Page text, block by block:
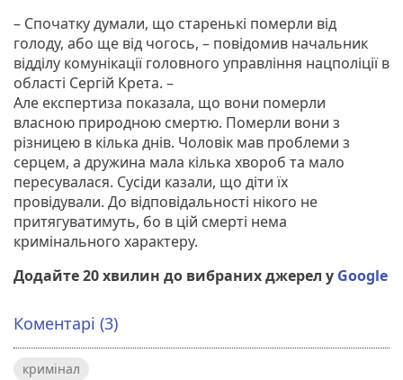
– Спочатку думали, що старенькі померли від
голоду, або ще від чогось, – повідомив начальник
відділу комунікації головного управління нацполіції в
області Сергій Крета. –
Але експертиза показала, що вони померли
власною природною смертю. Померли вони з
різницею в кілька днів. Чоловік мав проблеми з
серцем, а дружина мала кілька хвороб та мало
пересувалася. Сусіди казали, що діти їх
провідували. До відповідальності нікого не
притягуватимуть, бо в цій смерті нема
кримінального характеру.
Додайте 20 хвилин до вибраних джерел у Google
Коментарі (3)
кримінал